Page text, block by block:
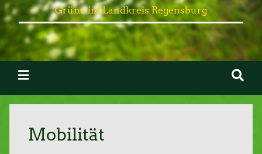
Grüne im Landkreis Regensburg
Mobilität